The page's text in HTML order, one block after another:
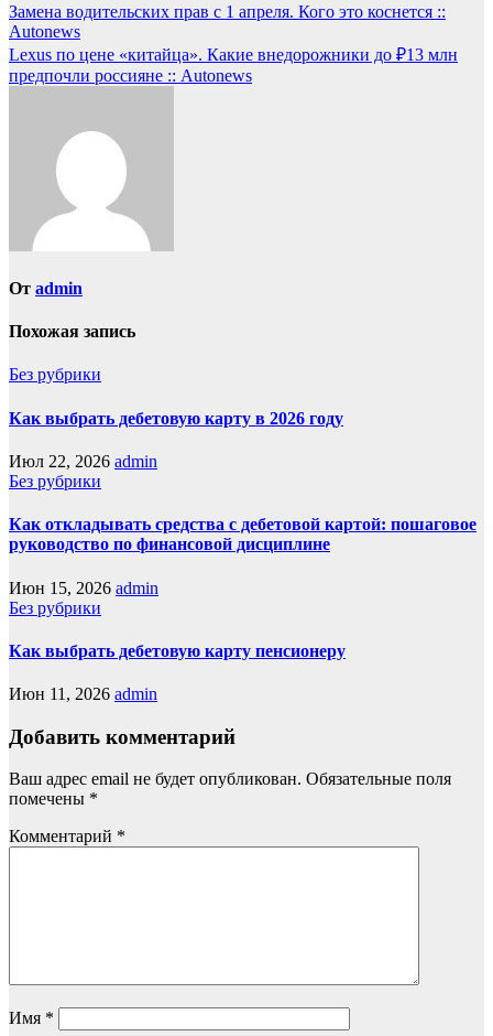
Замена водительских прав с 1 апреля. Кого это коснется ::
Autonews
Lexus по цене «китайца». Какие внедорожники до ₽13 млн
предпочли россияне :: Autonews
От admin
Похожая запись
Без рубрики
Как выбрать дебетовую карту в 2026 году
Июл 22, 2026 admin
Без рубрики
Как откладывать средства с дебетовой картой: пошаговое
руководство по финансовой дисциплине
Июн 15, 2026 admin
Без рубрики
Как выбрать дебетовую карту пенсионеру
Июн 11, 2026 admin
Добавить комментарий
Ваш адрес email не будет опубликован. Обязательные поля
помечены *
Комментарий *
Имя *